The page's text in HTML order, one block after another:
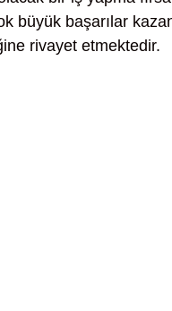
büyük başarılar
rivayet etmektedir.